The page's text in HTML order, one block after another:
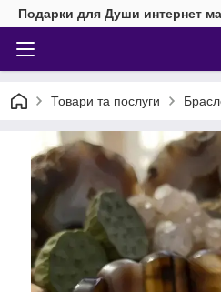
Подарки для Души интернет
Товари та послуги